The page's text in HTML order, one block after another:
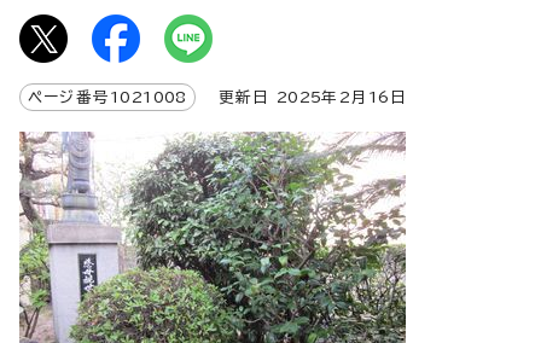
ページ番号 1021008 更新日 2025年2月 16 日